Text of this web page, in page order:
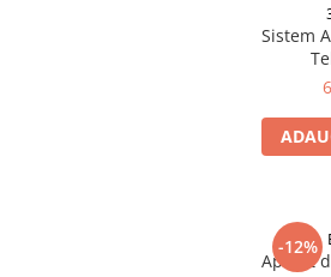
Sistem
-12%
Aparat